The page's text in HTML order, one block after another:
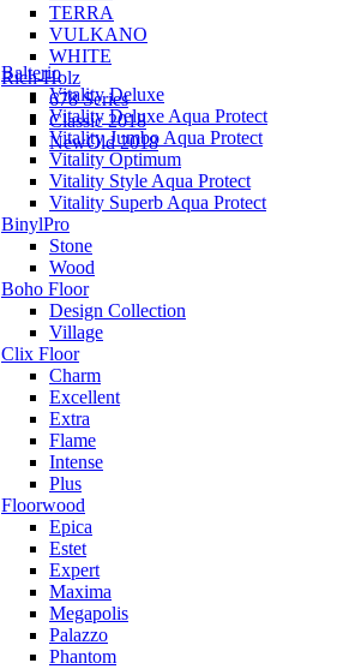
TERRA
VULKANO
WHITE
Rich-Holz
678 Series
Classic 2018
NewOld 2018
Balterio
Vitality Deluxe
Vitality Deluxe Aqua Protect
Vitality Jumbo Aqua Protect
Vitality Optimum
Vitality Style Aqua Protect
Vitality Superb Aqua Protect
BinylPro
Stone
Wood
Boho Floor
Design Collection
Village
Clix Floor
Charm
Excellent
Extra
Flame
Intense
Plus
Floorwood
Epica
Estet
Expert
Maxima
Megapolis
Palazzo
Phantom